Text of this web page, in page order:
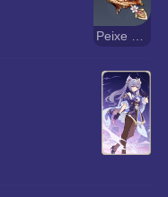
Peixe Grelhado de Sobrevivência